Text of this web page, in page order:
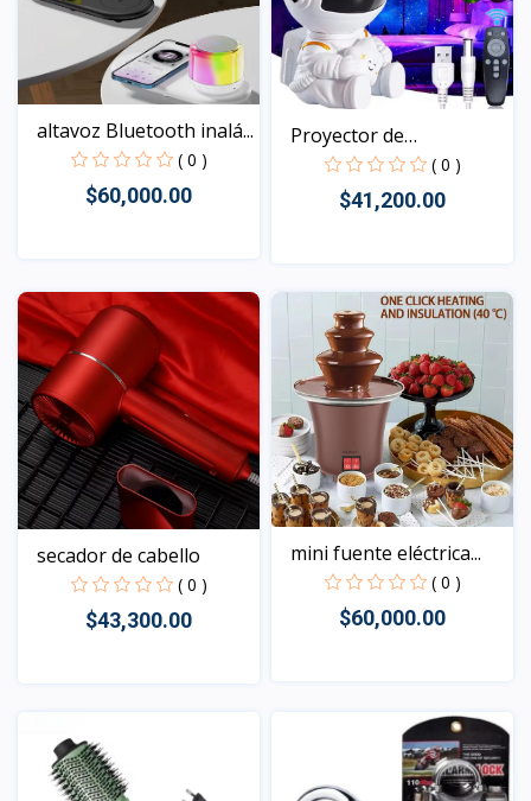
altavoz Bluetooth inalá...
( 0 )
$60,000.00
Proyector de
astronauta...
( 0 )
$41,200.00
Vista
secador de cabello
( 0 )
$43,300.00
mini fuente eléctrica...
( 0 )
$60,000.00